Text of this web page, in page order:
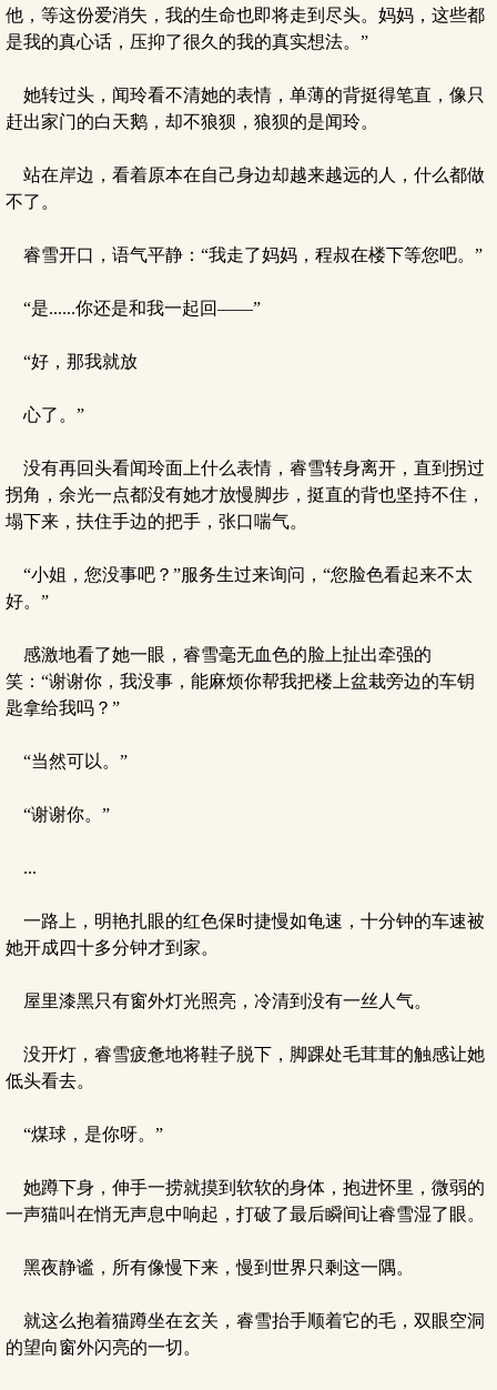
他，等这份爱消失，我的生命也即将走到尽头。妈妈，这些都
是我的真心话，压抑了很久的我的真实想法。”
她转过头，闻玲看不清她的表情，单薄的背挺得笔直，像只
赶出家门的白天鹅，却不狼狈，狼狈的是闻玲。
站在岸边，看着原本在自己身边却越来越远的人，什么都做
不了。
睿雪开口，语气平静：“我走了妈妈，程叔在楼下等您吧。”
“是......你还是和我一起回——”
“好，那我就放
心了。”
没有再回头看闻玲面上什么表情，睿雪转身离开，直到拐过
拐角，余光一点都没有她才放慢脚步，挺直的背也坚持不住，
塌下来，扶住手边的把手，张口喘气。
“小姐，您没事吧？”服务生过来询问，“您脸色看起来不太
好。”
感激地看了她一眼，睿雪毫无血色的脸上扯出牵强的
笑：“谢谢你，我没事，能麻烦你帮我把楼上盆栽旁边的车钥
匙拿给我吗？”
“当然可以。”
“谢谢你。”
...
一路上，明艳扎眼的红色保时捷慢如龟速，十分钟的车速被
她开成四十多分钟才到家。
屋里漆黑只有窗外灯光照亮，冷清到没有一丝人气。
没开灯，睿雪疲惫地将鞋子脱下，脚踝处毛茸茸的触感让她
低头看去。
“煤球，是你呀。”
她蹲下身，伸手一捞就摸到软软的身体，抱进怀里，微弱的
一声猫叫在悄无声息中响起，打破了最后瞬间让睿雪湿了眼。
黑夜静谧，所有像慢下来，慢到世界只剩这一隅。
就这么抱着猫蹲坐在玄关，睿雪抬手顺着它的毛，双眼空洞
的望向窗外闪亮的一切。